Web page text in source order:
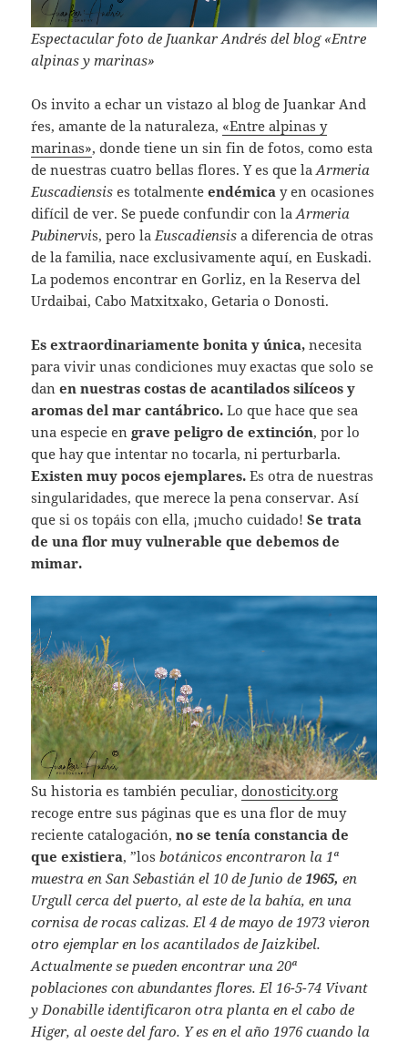
Espectacular foto de Juankar Andrés del blog «Entre
alpinas y marinas»
Os invito a echar un vistazo al blog de Juankar And
´res, amante de la naturaleza, «Entre alpinas y
marinas», donde tiene un sin fin de fotos, como esta
de nuestras cuatro bellas flores. Y es que laArmeria
Euscadiensis es totalmenteendémica y en ocasiones
difícil de ver. Se puede confundir con laArmeria
Pubinervis, pero la Euscadiensis a diferencia de otras
de la familia, nace exclusivamente aquí, en Euskadi.
La podemos encontrar en Gorliz, en la Reserva del
Urdaibai, Cabo Matxitxako, Getaria o Donosti.
Es extraordinariamente bonita y única,necesita
para vivir unas condiciones muy exactas que solo se
dan en nuestras costas de acantilados silíceos y
aromas del mar cantábrico. Lo que hace que sea
una especie engrave peligro de extinción, por lo
que hay que intentar no tocarla, ni perturbarla.
Existen muy pocos ejemplares.Es otra de nuestras
singularidades, que merece la pena conservar. Así
que si os topáis con ella, ¡mucho cuidado!Se trata
de una flor muy vulnerable que debemos de
mimar.
Su historia es también peculiar,donosticity.org
recoge entre sus páginas que es una flor de muy
reciente catalogación,no se tenía constancia de
que existiera, ”los botánicos encontraron la 1ª
muestra en San Sebastián el 10 de Junio de1965, en
Urgull cerca del puerto, al este de la bahía, en una
cornisa de rocas calizas. El 4 de mayo de 1973 vieron
otro ejemplar en los acantilados de Jaizkibel.
Actualmente se pueden encontrar una 20ª
poblaciones con abundantes flores. El 16-5-74 Vivant
y Donabille identificaron otra planta en el cabo de
Higer, al oeste del faro. Y es en el año 1976 cuando la